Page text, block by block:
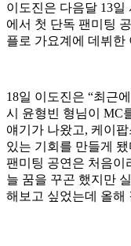
이도진은 다음달 13일
에서 첫 단독 팬미팅
플로 가요계에 데뷔한
18일 이도진은 “최근
시 윤형빈 형님이 MC
얘기가 나왔고, 케이
있는 기회를 만들게
팬미팅 공연은 처음이
늘 꿈을 꾸곤 했지만
해보고 싶었는데 올해